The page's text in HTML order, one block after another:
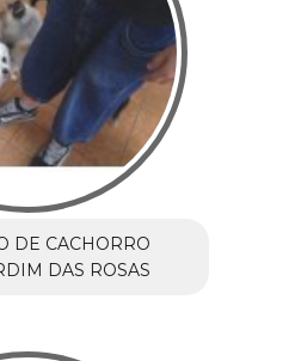
DE CACHORRO
DAS ROSAS